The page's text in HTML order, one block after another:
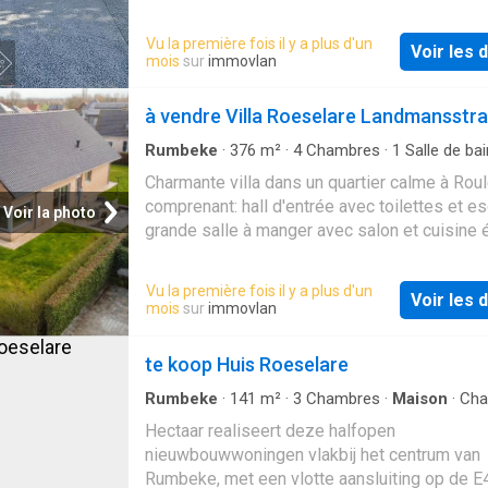
Vu la première fois il y a plus d'un
mois surimmovlan Voir les
Voir la photo
à vendre Villa Roeselare
Rumbeke · 376 m² · 4Chambres · 1 Salle de
Charmante villa dans un quartier calme à
comprenant: hall d'entrée avec toilettes et
grande salle à manger avec salon et cuisine
micro-ondes et four, réfrigérateur) avec coin
déjeuner. Hall de nuit avec débarras,
chambres. Nous avons également la salle
un double lavabo, un double garage (porte
automatique).À l'étage, il y a encore le hall de
grand grenier (possibilité de chambres
supplémentaires), un dressing et 2 chambres
spacieuses.Jardin ensoleillé avec
Vu la première fois il y a plus d'un
mois surimmovlan Voir les
te koop Huis Roeselare
Rumbeke · 141 m² · 3 Chambres · Maison ·
Hectaar realiseert deze halfopen
nieuwbouwwoningen vlakbij het centrum van
Rumbeke, met een vlotte aansluiting op de